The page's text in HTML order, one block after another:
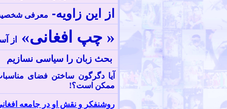
از این زاویه- معرفی شخصیت
« چپ افغانی» از
بحث زبان را سیاسی نسازیم
آيا دگرگون ساختن فضای
ممکن است؟!
روشنفکر و نقش او در جامعه